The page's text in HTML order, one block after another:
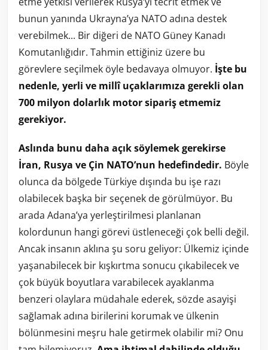
bunun yanında Ukrayna’ya NATO adına destek
verebilmek... Bir diğeri de NATO Güney Kanadı
Komutanlığıdır. Tahmin ettiğiniz üzere bu
görevlere seçilmek öyle bedavaya olmuyor. İşte bu
nedenle, yerli ve millî uçaklarımıza gerekli olan
700 milyon dolarlık motor sipariş etmemiz
gerekiyor.
Aslında bunu daha açık söylemek gerekirse
İran, Rusya ve Çin NATO’nun hedefindedir. Böyle
olunca da bölgede Türkiye dışında bu işe razı
olabilecek başka bir seçenek de görülmüyor. Bu
arada Adana’ya yerleştirilmesi planlanan
kolordunun hangi görevi üstleneceği çok belli değil.
Ancak insanın aklına şu soru geliyor: Ülkemiz içinde
yaşanabilecek bir kışkırtma sonucu çıkabilecek ve
çok büyük boyutlara varabilecek ayaklanma
benzeri olaylara müdahale ederek, sözde asayişi
sağlamak adına birilerini korumak ve ülkenin
bölünmesini meşru hale getirmek olabilir mi? Onu